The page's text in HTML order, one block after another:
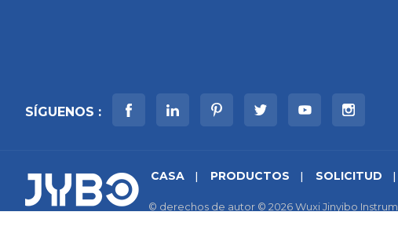
SÍGUENOS :
CASA PRODUCTOS SOLICITUD
© derechos de autor © 2026 Wuxi Jinyibo